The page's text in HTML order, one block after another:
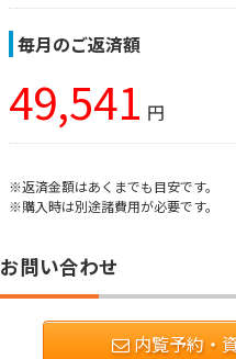
毎月のご返済額
49,541 円
※返済金額はあくまでも目安です。
※購入時は別途諸費用が必要です。
お問い合わせ
内覧予約・